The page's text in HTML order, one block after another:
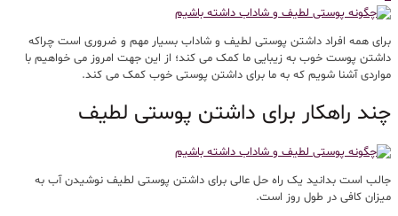
برای همه افراد داشتن پوستی لطیف و شاداب بسیار مهم و ضروری است چراکه
داشتن پوست خوب به زیبایی ما کمک می کند؛ از این جهت امروز می خواهیم با
مواردی آشنا شویم که به ما برای داشتن پوستی خوب کمک می کند.
چند راهکار برای داشتن پوستی لطیف
جالب است بدانید یک راه حل عالی برای داشتن پوستی لطیف نوشیدن آب به
میزان کافی در طول روز است.